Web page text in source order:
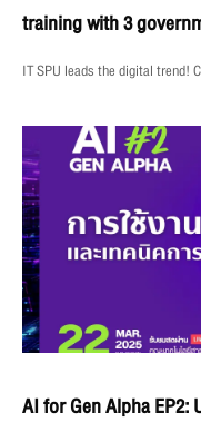
training with 3
IT SPU leads the digital trend!
AI for Gen Alpha EP2: